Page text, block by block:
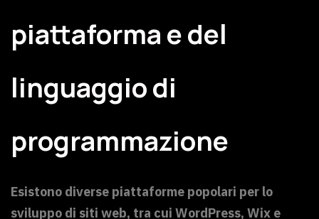
piattaforma e del
linguaggio di
programmazione
Esistono diverse piattaforme popolari per lo
sviluppo di siti web, tra cui WordPress, Wix e